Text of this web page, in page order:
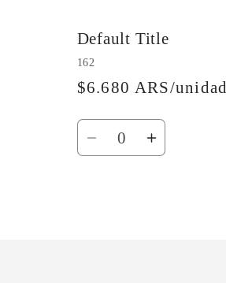
Default Title
162
$6.680 ARS/unidad
Cantidad
ReducirAumentar